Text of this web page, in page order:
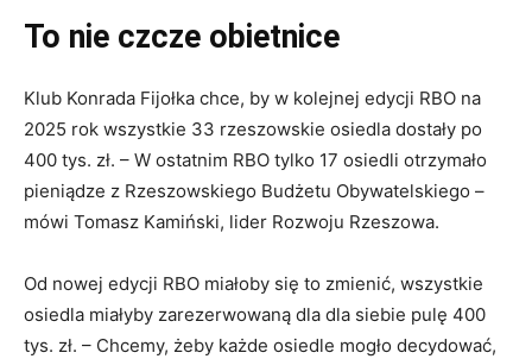
To nie czcze obietnice
Klub Konrada Fijołka chce, by w kolejnej edycji RBO na
2025 rok wszystkie 33 rzeszowskie osiedla dostały po
400 tys. zł. – W ostatnim RBO tylko 17 osiedli otrzymało
pieniądze z Rzeszowskiego Budżetu Obywatelskiego –
mówi Tomasz Kamiński, lider Rozwoju Rzeszowa.
Od nowej edycji RBO miałoby się to zmienić, wszystkie
osiedla miałyby zarezerwowaną dla dla siebie pulę 400
tys. zł. – Chcemy, żeby każde osiedle mogło decydować,